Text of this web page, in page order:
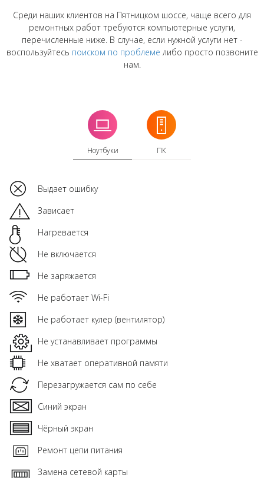
Среди наших клиентов на Пятницком шоссе, чаще всего для
ремонтных работ требуются компьютерные услуги,
перечисленные ниже. В случае, если нужной услуги нет -
воспользуйтесь поиском по проблеме либо просто позвоните
нам.
Ноутбуки ПК
Выдает ошибку
Зависает
Нагревается
Не включается
Не заряжается
Не работает Wi-Fi
Не работает кулер (вентилятор)
Не устанавливает программы
Не хватает оперативной памяти
Перезагружается сам по себе
Синий экран
Чёрный экран
Ремонт цепи питания
Замена сетевой карты